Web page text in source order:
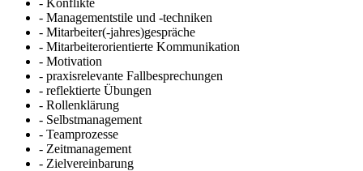
- Managementstile und -techniken
- Mitarbeiter(-jahres)gespräche
- Mitarbeiterorientierte Kommunikation
- Motivation
- praxisrelevante Fallbesprechungen
- reflektierte Übungen
- Rollenklärung
- Selbstmanagement
- Teamprozesse
- Zeitmanagement
- Zielvereinbarung